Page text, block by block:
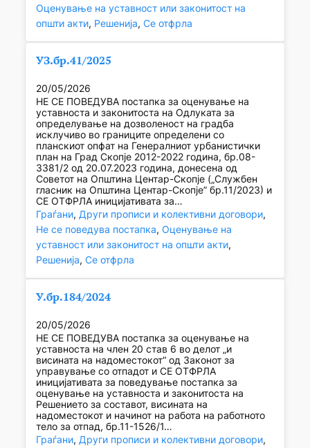
Оценување на уставност или законитост на
општи акти, Решенија, Се отфрла
УЗ.бр.41/2025
20/05/2026
НЕ СЕ ПОВЕДУВА постапка за оценување на
уставноста и законитоста на Одлуката за
определување на дозволеност на градба
исклучиво во границите определени со
планскиот опфат на Генералниот урбанистички
план на Град Скопје 2012-2022 година, бр.08-
3381/2 од 20.07.2023 година, донесена од
Советот на Општина Центар-Скопје („Службен
гласник на Општина Центар-Скопје” бр.11/2023) и
СЕ ОТФРЛА иницијативата за…
Граѓани, Други прописи и колективни договори
Не се поведува постапка, Оценување на
уставност или законитост на општи акти
Решенија, Се отфрла
У.бр.184/2024
20/05/2026
НЕ СЕ ПОВЕДУВА постапка за оценување на
уставноста на член 20 став 6 во делот „и
висината на надоместокот“ од Законот за
управување со отпадот и СЕ ОТФРЛА
иницијативата за поведување постапка за
оценување на уставноста и законитоста на
Решението за составот, висината на
надоместокот и начинот на работа на работното
тело за отпад, бр.11-1526/1…
Граѓани, Други прописи и колективни договори